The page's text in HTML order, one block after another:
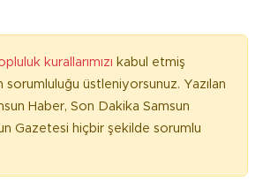
kurallarımızı kabul etmiş
sorumluluğu üstleniyorsunuz. Yazılan
Haber, Son Dakika Samsun
Gazetesi hiçbir şekilde sorumlu